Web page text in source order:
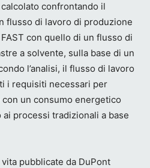
confrontando il
flusso di lavoro di produzione
con quello di un flusso di
a solvente, sulla base di un
l’analisi, il flusso di lavoro
i requisiti necessari per
un consumo energetico
processi tradizionali a base
pubblicate da DuPont